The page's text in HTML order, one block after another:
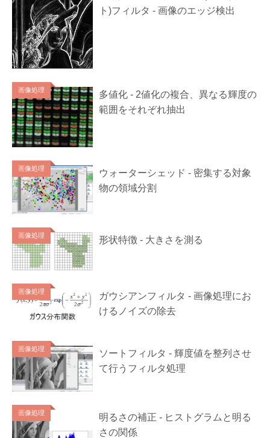
ト)フィルタ - 画像のエッジ検出
画像処理
多値化 - 2値化の複合、異なる輝度の
範囲をそれぞれ抽出
画像処理
ウォーターシェッド - 密集する対象
物の領域分割
画像処理 形状特徴 - 大きさを測る
画像処理
ガウシアンフィルタ - 画像処理にお
けるノイズの除去
画像処理
ソートフィルタ - 輝度値を整列させ
て行うフィルタ処理
画像処理
明るさの補正 - ヒストグラムと明る
さの関係